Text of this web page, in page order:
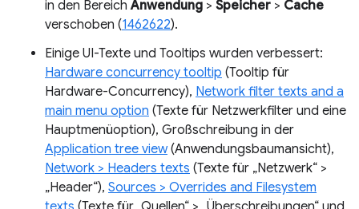
in den BereichAnwendung > Speicher > Cache
verschoben (1462622).
Einige UI-Texte und Tooltips wurden verbessert:
Hardware concurrency tooltip (Tooltip für
Hardware-Concurrency), Network filter texts and a
main menu option (Texte für Netzwerkfilter und eine
Hauptmenüoption), Großschreibung in der
Application tree view(Anwendungsbaumansicht),
Network > Headers texts (Texte für „Netzwerk“ >
„Header“), Sources > Overrides and Filesystem